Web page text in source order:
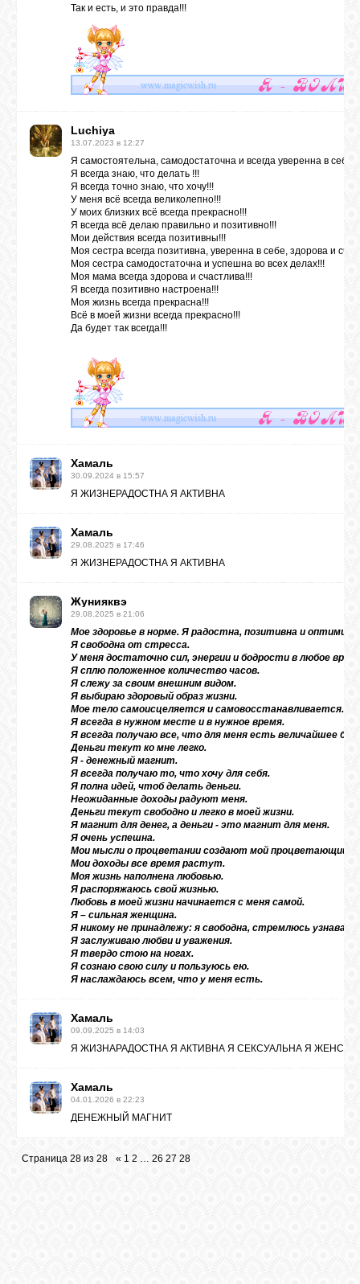
Так и есть, и это правда!!!
Luchiya
13.07.2023 в 12:27
Я самостоятельна, самодостаточна и всегда уверенна в себе!!!
Я всегда знаю, что делать !!!
Я всегда точно знаю, что хочу!!!
У меня всё всегда великолепно!!!
У моих близких всё всегда прекрасно!!!
Я всегда всё делаю правильно и позитивно!!!
Мои действия всегда позитивны!!!
Моя сестра всегда позитивна, уверенна в себе, здорова и
Моя сестра самодостаточна и успешна во всех делах!!!
Моя мама всегда здорова и счастлива!!!
Я всегда позитивно настроена!!!
Моя жизнь всегда прекрасна!!!
Всё в моей жизни всегда прекрасно!!!
Да будет так всегда!!!
Хамаль
30.09.2024 в 15:57
Я ЖИЗНЕРАДОСТНА Я АКТИВНА
Хамаль
29.08.2025 в 17:46
Я ЖИЗНЕРАДОСТНА Я АКТИВНА
Жунияквэ
29.08.2025 в 21:06
Мое здоровье в норме. Я радостна, позитивна и
Я свободна от стресса.
У меня достаточно сил, энергии и бодрости в любое
Я сплю положенное количество часов.
Я слежу за своим внешним видом.
Я выбираю здоровый образ жизни.
Мое тело самоисцеляется и самовосстанавливается.
Я всегда в нужном месте и в нужное время.
Я всегда получаю все, что для меня есть величайшее
Деньги текут ко мне легко.
Я - денежный магнит.
Я всегда получаю то, что хочу для себя.
Я полна идей, чтоб делать деньги.
Неожиданные доходы радуют меня.
Деньги текут свободно и легко в моей жизни.
Я магнит для денег, а деньги - это магнит для меня.
Я очень успешна.
Мои мысли о процветании создают мой процветающий
Мои доходы все время растут.
Моя жизнь наполнена любовью.
Я распоряжаюсь свой жизнью.
Любовь в моей жизни начинается с меня самой.
Я – сильная женщина.
Я никому не принадлежу: я свободна, стремлюсь
Я заслуживаю любви и уважения.
Я твердо стою на ногах.
Я сознаю свою силу и пользуюсь ею.
Я наслаждаюсь всем, что у меня есть.
Хамаль
09.09.2025 в 14:03
Я ЖИЗНАРАДОСТНА Я АКТИВНА Я СЕКСУАЛЬНА Я
Хамаль
04.01.2026 в 22:23
ДЕНЕЖНЫЙ МАГНИТ
Страница 28 из 28 « 1 2 … 26 27 28